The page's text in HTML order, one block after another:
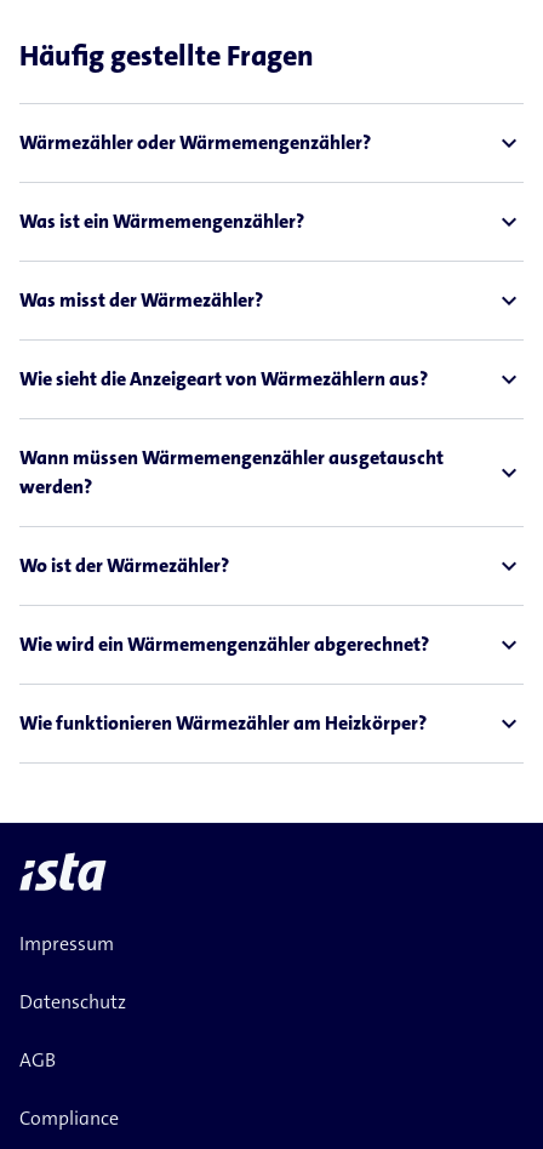
Häufig gestellte Fragen
Wärmezähler oder Wärmemengenzähler? expand_less
Was ist ein Wärmemengenzähler? expand_less
Was misst der Wärmezähler? expand_less
Wie sieht die Anzeigeart von Wärmezählern aus? expand_less
Wann müssen Wärmemengenzähler ausgetauscht
werden?
expand_less
Wo ist der Wärmezähler? expand_less
Wie wird ein Wärmemengenzähler abgerechnet? expand_less
Wie funktionieren Wärmezähler am Heizkörper? expand_less
Impressum
Datenschutz
AGB
Compliance